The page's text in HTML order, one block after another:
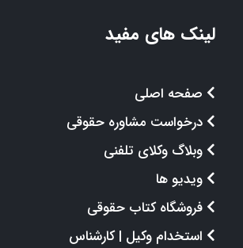
لینک های مفید
صفحه اصلی
درخواست مشاوره حقوقی
وبلاگ وکلای تلفنی
ویدیو ها
فروشگاه کتاب حقوقی
استخدام وکیل | کارشناس